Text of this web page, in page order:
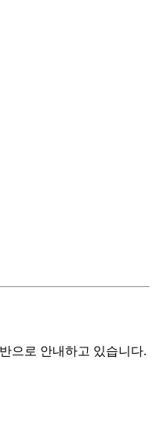
으로 안내하고 있습니다.